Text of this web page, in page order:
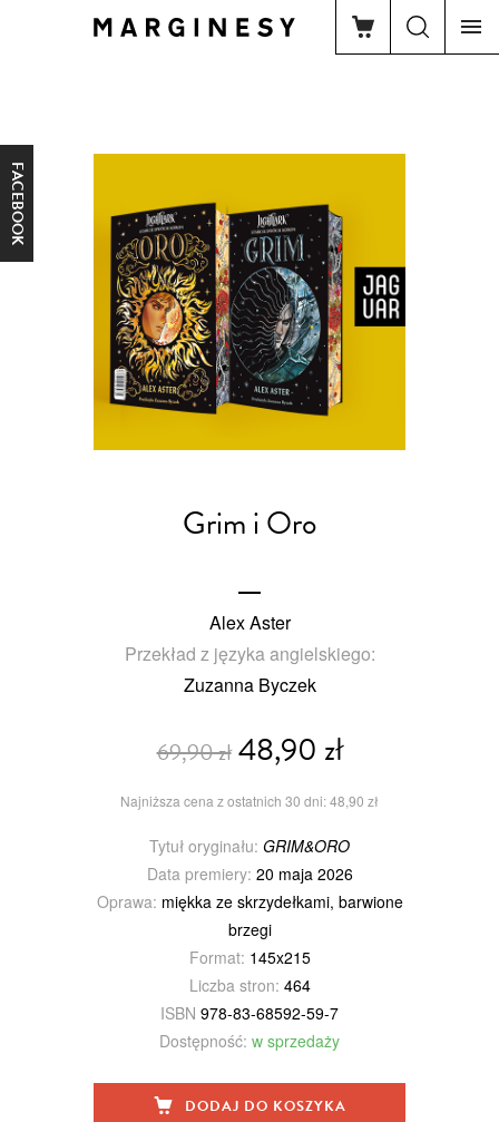
FACEBOOK
Grim i Oro
Alex Aster
Przekład z języka angielskiego:
Zuzanna Byczek
69,90 zł48,90 zł
Najniższa cena z ostatnich 30 dni: 48,90 zł
Tytuł oryginału: GRIM&ORO
Data premiery: 20 maja 2026
Oprawa: miękka ze skrzydełkami, barwione
brzegi
Format: 145x215
Liczba stron: 464
ISBN 978-83-68592-59-7
Dostępność: w sprzedaży
DODAJ DO KOSZYKA